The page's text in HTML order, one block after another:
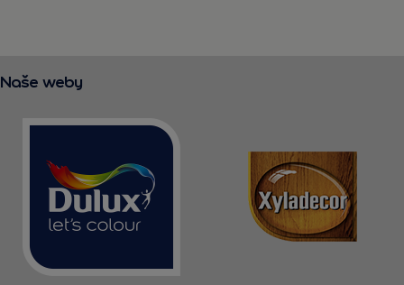
Naše weby